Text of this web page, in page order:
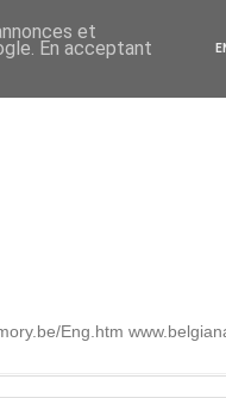
Eng.htm
et
En acceptant